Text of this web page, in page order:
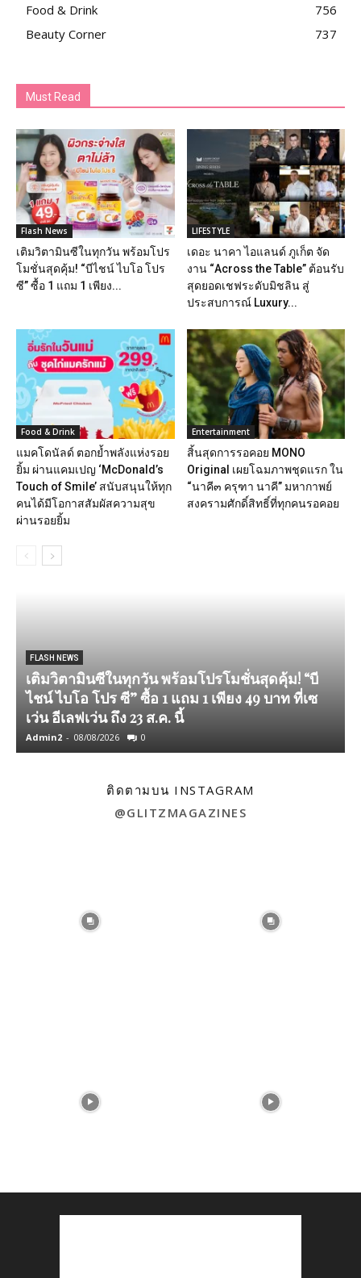
Food & Drink
756
Beauty Corner
737
Must Read
Flash News
เติมวิตามินซีในทุกวัน พร้อมโปร
โมชั่นสุดคุ้ม! “บีไชน์ ไบโอ โปร
ซี” ซื้อ 1 แถม 1 เพียง...
LIFESTYLE
เดอะ นาคา ไอแลนด์ ภูเก็ต จัด
งาน “Across the Table” ต้อนรับ
สุดยอดเชฟระดับมิชลิน สู่
ประสบการณ์ Luxury...
Food & Drink
แมคโดนัลด์ ตอกย้ำพลังแห่งรอย
ยิ้ม ผ่านแคมเปญ ‘McDonald’s
Touch of Smile’ สนับสนุนให้ทุก
คนได้มีโอกาสสัมผัสความสุข
ผ่านรอยยิ้ม
Entertainment
สิ้นสุดการรอคอย MONO
Original เผยโฉมภาพชุดแรก ใน
“นาคี๓ ครุฑา นาคี” มหากาพย์
สงครามศักดิ์สิทธิ์ที่ทุกคนรอคอย
FLASH NEWS
เติมวิตามินซีในทุกวัน พร้อมโปรโมชั่นสุดคุ้ม! “บี
ไชน์ ไบโอ โปร ซี” ซื้อ 1 แถม 1 เพียง 49 บาท ที่เซ
เว่น อีเลฟเว่น ถึง 23 ส.ค. นี้
Admin2 - 08/08/2026 0
ติดตามบน INSTAGRAM
@GLITZMAGAZINES